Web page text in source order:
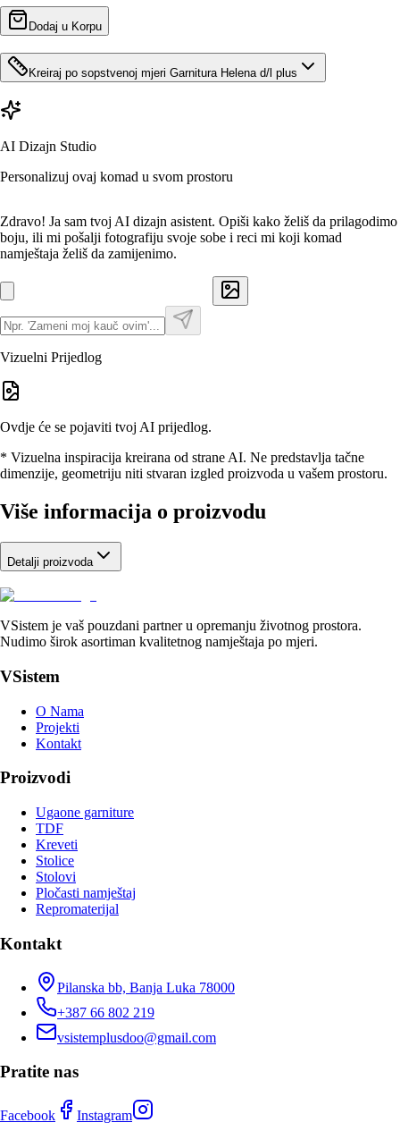
Dodaj u Korpu
Kreiraj po sopstvenoj mjeri Garnitura Helena d/l plus
AI Dizajn Studio
Personalizuj ovaj komad u svom prostoru
Zdravo! Ja sam tvoj AI dizajn asistent. Opiši kako želiš da prilagodimo
boju, ili mi pošalji fotografiju svoje sobe i reci mi koji komad
namještaja želiš da zamijenimo.
Vizuelni Prijedlog
Ovdje će se pojaviti tvoj AI prijedlog.
* Vizuelna inspiracija kreirana od strane AI. Ne predstavlja tačne
dimenzije, geometriju niti stvaran izgled proizvoda u vašem prostoru.
Više informacija o proizvodu
Detalji proizvoda
VSistem je vaš pouzdani partner u opremanju životnog prostora.
Nudimo širok asortiman kvalitetnog namještaja po mjeri.
VSistem
O Nama
Projekti
Kontakt
Proizvodi
Ugaone garniture
TDF
Kreveti
Stolice
Stolovi
Pločasti namještaj
Repromaterijal
Kontakt
Pilanska bb, Banja Luka 78000
+387 66 802 219
vsistemplusdoo@gmail.com
Pratite nas
Facebook Instagram